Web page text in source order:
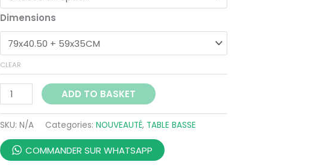
Dimensions
CLEAR
ADD TO BASKET
SKU: N/A Categories: NOUVEAUTÉ, TABLE BASSE
COMMANDER SUR WHATSAPP